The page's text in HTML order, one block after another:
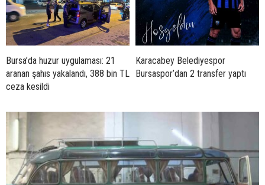
Bursa’da huzur uygulaması: 21
aranan şahıs yakalandı, 388 bin TL
ceza kesildi
Karacabey Belediyespor
Bursaspor’dan 2 transfer yaptı